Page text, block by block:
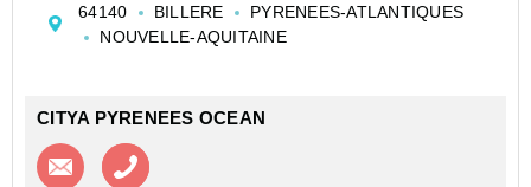
d'une cuisine aménagée, d'une pièce...
64140 BILLERE
PYRENEES-ATLANTIQUES
NOUVELLE-AQUITAINE
CITYA PYRENEES OCEAN
Contacter l'agence